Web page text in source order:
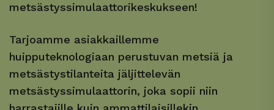
metsästyssimulaattorikeskukseen!
Tarjoamme asiakkaillemme
huipputeknologiaan perustuvan metsiä ja
metsästystilanteita jäljittelevän
metsästyssimulaattorin, joka sopii niin